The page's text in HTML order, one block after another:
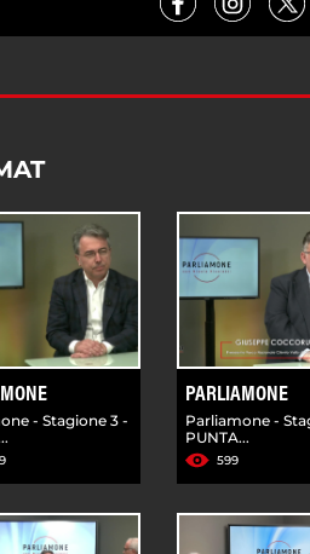
- Stagione 3 -
PARLIAMONE
Parliamone -
PUNTA...
599